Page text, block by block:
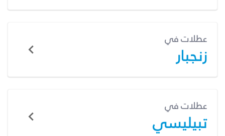
عطلات في
زنجبار
عطلات في
تبيليسي